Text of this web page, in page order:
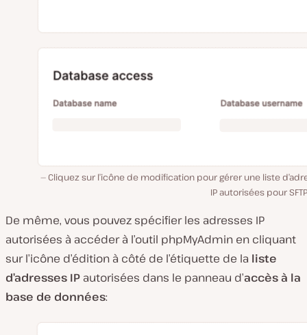
Cliquez sur l’icône de modification pour gérer une liste
IP autorisées pour
De même, vous pouvez spécifier les adresses IP
autorisées à accéder à l’outil phpMyAdmin en cliquant
sur l’icône d’édition à côté de l’étiquette de la liste
d’adresses IP autorisées dans le panneau d’accès à la
base de données: